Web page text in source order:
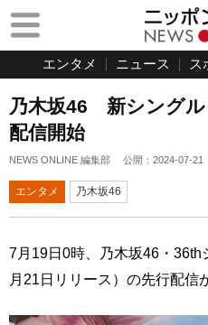
エンタメ ニュース ス
乃木坂46 新シングル
配信開始
NEWS ONLINE 編集部 公開： 2024-07-21
エンタメ 乃木坂46
7月19日0時、乃木坂46・
月21日リリース）の先行配信